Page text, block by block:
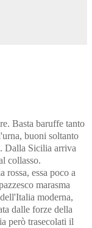
Basta baruffe tanto
buoni soltanto
Dalla Sicilia arriva
collasso.
essa poco a
marasma
moderna,
dalle forze della
però trasecolati il